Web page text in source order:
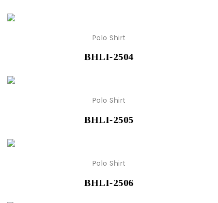
Polo Shirt
BHLI-2504
Polo Shirt
BHLI-2505
Polo Shirt
BHLI-2506